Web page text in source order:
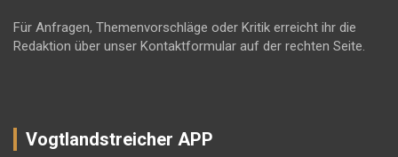
Für Anfragen, Themenvorschläge oder Kritik erreicht ihr die
Redaktion über unser Kontaktformular auf der rechten Seite.
Vogtlandstreicher APP